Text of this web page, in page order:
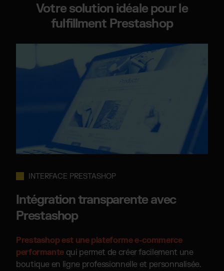
Votre solution idéale pour le
fulfillment Prestashop
INTERFACE PRESTASHOP
Intégration transparente avec
Prestashop
Prestashop est une plateforme e-commerce
performante qui permet de créer facilement une
boutique en ligne professionnelle et personnalisée.